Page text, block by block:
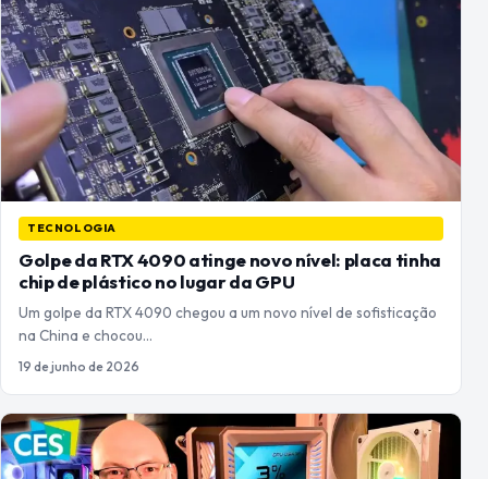
TECNOLOGIA
Golpe da RTX 4090 atinge novo nível: placa tinha
chip de plástico no lugar da GPU
Um golpe da RTX 4090 chegou a um novo nível de sofisticação
na China e chocou…
19 de junho de 2026